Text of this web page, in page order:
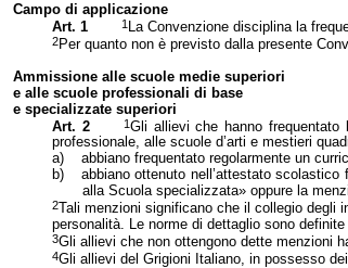
Campo di applicazione
Art. 1
1La Convenzione disciplina la
2Per quanto non è previsto dalla presente
Ammissione alle scuole medie superiori
ealle scuole professionali di base
e specializzate superiori
Art. 2
1Gli allievi che hanno
professionale, alle scuole d’arti e mestieri
a)
abbiano frequentato regolarmente un
b)
abbiano ottenuto nell’attestato
alla Scuola specializzata» oppure la
2Tali menzioni significano che il collegio degli
personalità. Le norme di dettaglio sono
3Gli allievi che non ottengono dette menzioni
4Gli allievi del Grigioni Italiano, in possesso